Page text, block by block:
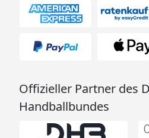
Offizieller Partner des
Handballbundes